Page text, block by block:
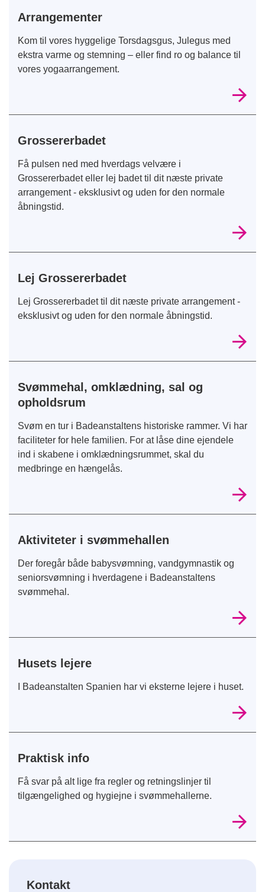
Arrangementer
Kom til vores hyggelige Torsdagsgus, Julegus med
ekstra varme og stemning – eller find ro og balance til
vores yogaarrangement.
Grossererbadet
Få pulsen ned med hverdags velvære i
Grossererbadet eller lej badet til dit næste private
arrangement - eksklusivt og uden for den normale
åbningstid.
Lej Grossererbadet
Lej Grossererbadet til dit næste private arrangement -
eksklusivt og uden for den normale åbningstid.
Svømmehal, omklædning, sal og
opholdsrum
Svøm en tur i Badeanstaltens historiske rammer. Vi har
faciliteter for hele familien. For at låse dine ejendele
ind i skabene i omklædningsrummet, skal du
medbringe en hængelås.
Aktiviteter i svømmehallen
Der foregår både babysvømning, vandgymnastik og
seniorsvømning i hverdagene i Badeanstaltens
svømmehal.
Husets lejere
I Badeanstalten Spanien har vi eksterne lejere i huset.
Praktisk info
Få svar på alt lige fra regler og retningslinjer til
tilgængelighed og hygiejne i svømmehallerne.
Kontakt